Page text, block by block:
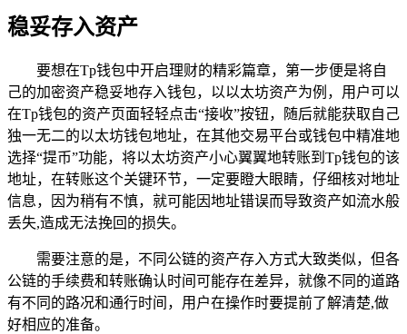
稳妥存入资产
要想在Tp钱包中开启理财的精彩篇章，第一步便是将自
己的加密资产稳妥地存入钱包，以以太坊资产为例，用户可以
在Tp钱包的资产页面轻轻点击“接收”按钮，随后就能获取自己
独一无二的以太坊钱包地址，在其他交易平台或钱包中精准地
选择“提币”功能，将以太坊资产小心翼翼地转账到Tp钱包的该
地址，在转账这个关键环节，一定要瞪大眼睛，仔细核对地址
信息，因为稍有不慎，就可能因地址错误而导致资产如流水般
丢失,造成无法挽回的损失。
需要注意的是，不同公链的资产存入方式大致类似，但各
公链的手续费和转账确认时间可能存在差异，就像不同的道路
有不同的路况和通行时间，用户在操作时要提前了解清楚,做
好相应的准备。